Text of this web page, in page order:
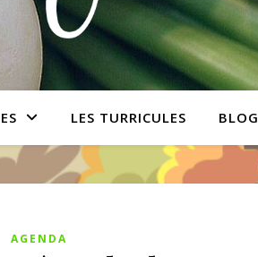
LES TURRICULES BLOG
AGENDA